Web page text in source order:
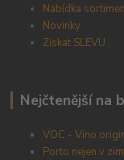
Nabídka
Novinky
Získat SLEVU
Nejčtenější na
VOC - Víno
Porto nejen v